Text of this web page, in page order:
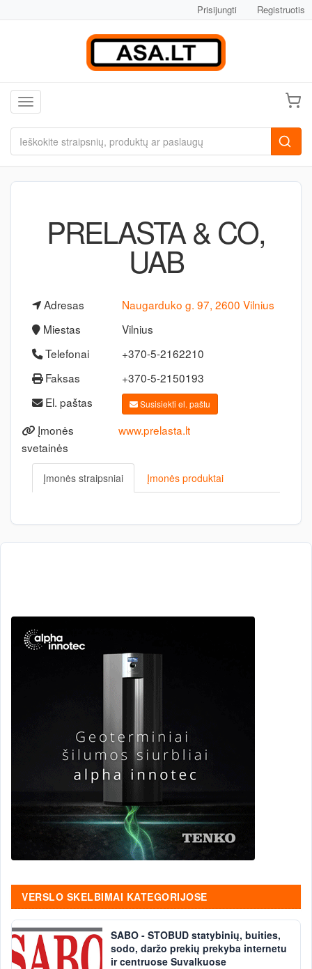
Prisijungti Registruotis
Toggle navigation
PRELASTA & CO,
UAB
Adresas
Naugarduko g. 97, 2600 Vilnius
Miestas
Vilnius
Telefonai
+370-5-2162210
Faksas
+370-5-2150193
El. paštas
Susisiekti el. paštu
Įmonės
svetainės
www.prelasta.lt
Įmonės straipsniai Įmonės produktai
VERSLO SKELBIMAI KATEGORIJOSE
SABO - STOBUD statybinių, buities,
sodo, daržo prekių prekyba internetu
ir centruose Suvalkuose